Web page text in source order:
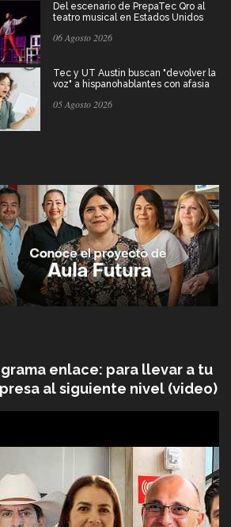
Del escenario de PrepaTec Qro al
teatro musical en Estados Unidos
06 Agosto 2026
Tec y UT Austin buscan "devolver la
voz" a hispanohablantes con afasia
05 Agosto 2026
enlace: para llevar a tu
al siguiente nivel (video)